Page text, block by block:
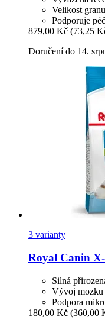
Velikost
Podporuje
879,00 Kč (73,25
Doručení do 14.
3 varianty
Royal Canin
Silná
Vývoj mozku
Podpora
180,00 Kč (360,00